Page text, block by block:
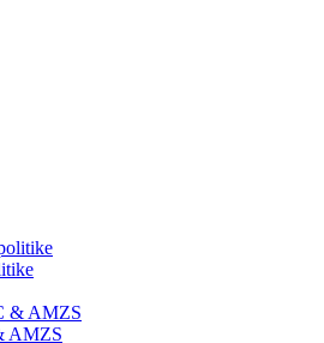
AMZS